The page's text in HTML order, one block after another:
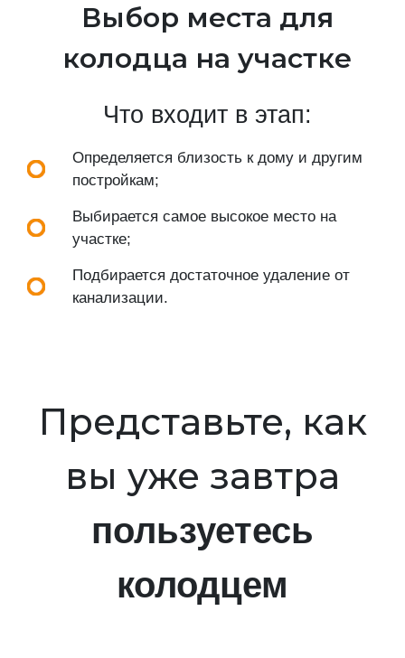
Выбор места для
колодца на участке
Что входит в этап:
Определяется близость к дому и другим
постройкам;
Выбирается самое высокое место на
участке;
Подбирается достаточное удаление от
канализации.
Представьте, как
вы уже завтра
пользуетесь
колодцем